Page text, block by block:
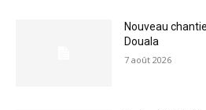
Nouveau
Douala
7 août 2026